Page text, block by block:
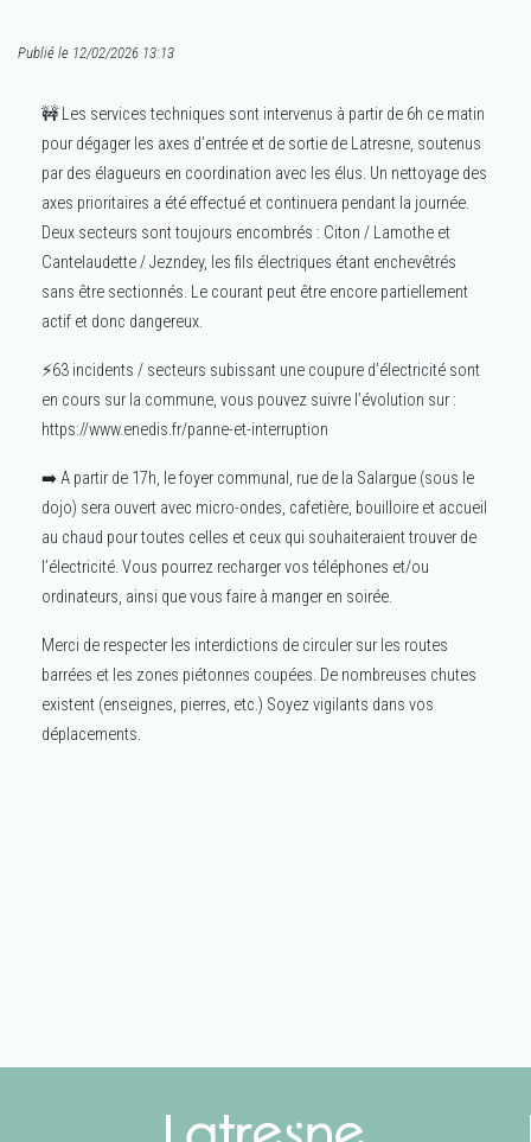
Publié le 12/02/2026 13:13
🚧 Les services techniques sont intervenus à partir de 6h ce matin
pour dégager les axes d’entrée et de sortie de Latresne, soutenus
par des élagueurs en coordination avec les élus. Un nettoyage des
axes prioritaires a été effectué et continuera pendant la journée.
Deux secteurs sont toujours encombrés : Citon / Lamothe et
Cantelaudette / Jezndey, les fils électriques étant enchevêtrés
sans être sectionnés. Le courant peut être encore partiellement
actif et donc dangereux.
⚡63 incidents / secteurs subissant une coupure d’électricité sont
en cours sur la commune, vous pouvez suivre l’évolution sur :
https://www.enedis.fr/panne-et-interruption
➡️ A partir de 17h, le foyer communal, rue de la Salargue (sous le
dojo) sera ouvert avec micro-ondes, cafetière, bouilloire et accueil
au chaud pour toutes celles et ceux qui souhaiteraient trouver de
l’électricité. Vous pourrez recharger vos téléphones et/ou
ordinateurs, ainsi que vous faire à manger en soirée.
Merci de respecter les interdictions de circuler sur les routes
barrées et les zones piétonnes coupées. De nombreuses chutes
existent (enseignes, pierres, etc.) Soyez vigilants dans vos
déplacements.